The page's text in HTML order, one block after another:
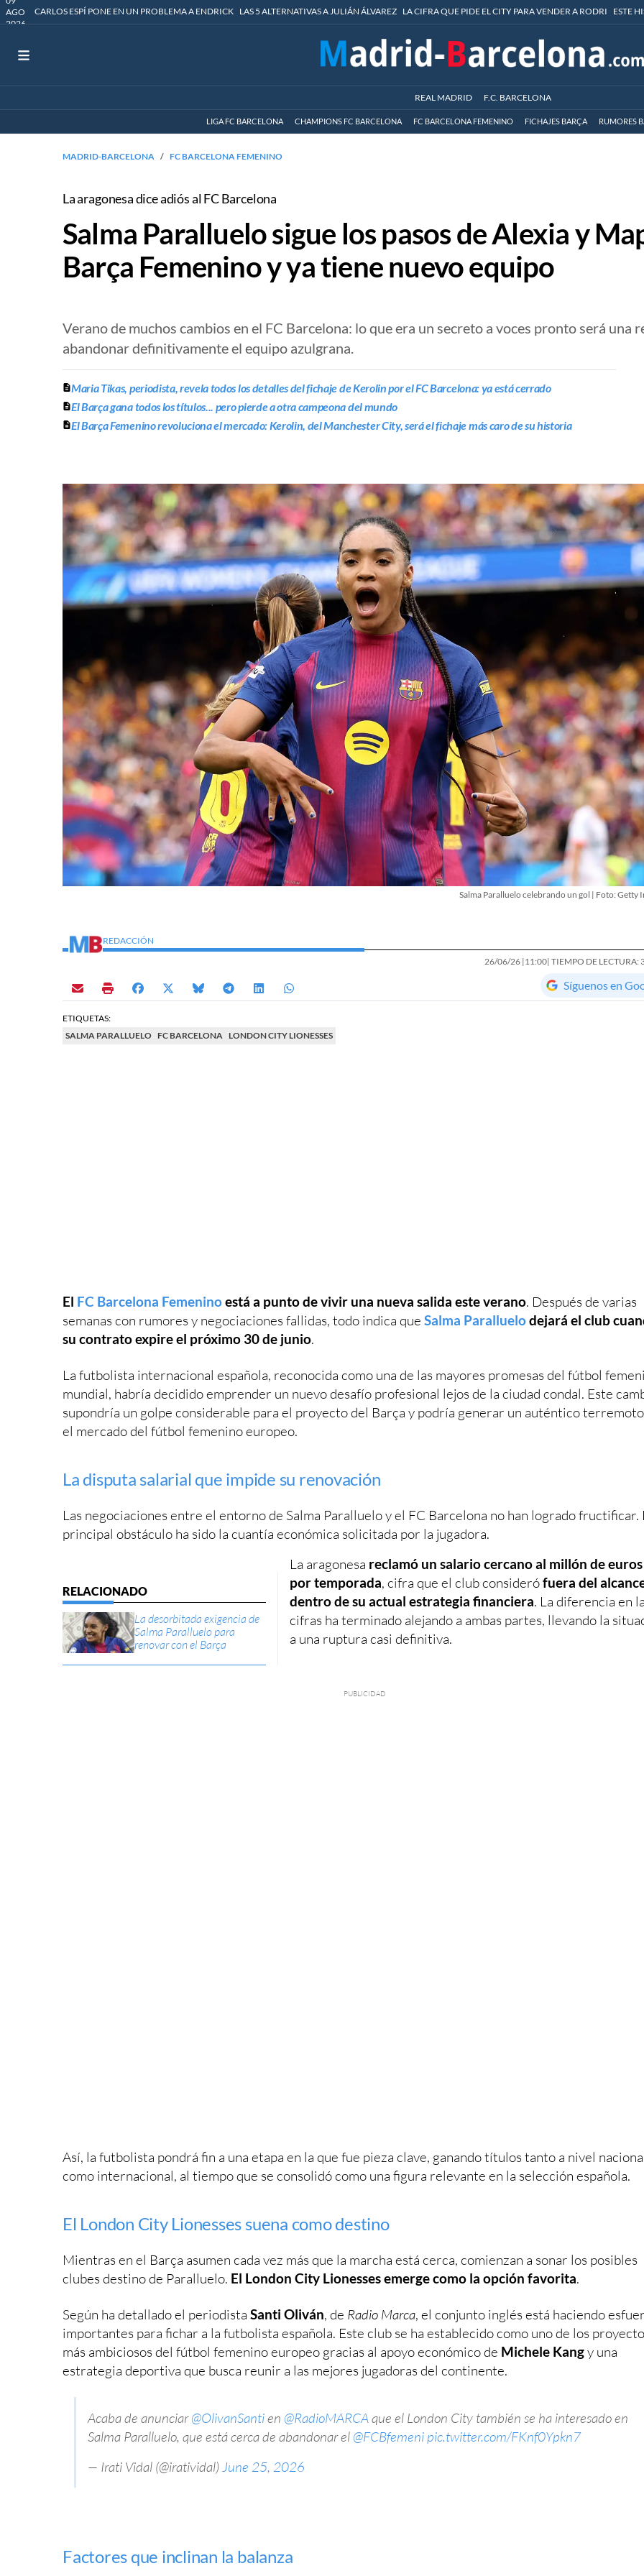
AGO
2026
CARLOS ESPÍ PONE EN UN PROBLEMA A ENDRICK LAS 5 ALTERNATIVAS A JULIÁN ÁLVAREZ LA CIFRA QUE PIDE EL CITY PARA VENDER A RODRI ESTE
REAL MADRID F.C. BARCELONA
LIGA FC BARCELONA CHAMPIONS FC BARCELONA FC BARCELONA FEMENINO FICHAJES BARÇA RUMORES
MADRID-BARCELONA FC BARCELONA FEMENINO
La aragonesa dice adiós al FC Barcelona
Salma Paralluelo sigue los pasos de Alexia y
Barça Femenino y ya tiene nuevo equipo
Verano de muchos cambios en el FC Barcelona: lo que era un secreto a voces pronto será una
abandonar definitivamente el equipo azulgrana.
Maria Tikas, periodista, revela todos los detalles del fichaje de Kerolin por el FC Barcelona: ya está cerrado
El Barça gana todos los títulos... pero pierde a otra campeona del mundo
El Barça Femenino revoluciona el mercado: Kerolin, del Manchester City, será el fichaje más caro de su historia
Salma Paralluelo celebrando un gol | Foto: Getty
REDACCIÓN
26/06/26 |11:00| TIEMPO DE LECTURA:
Síguenos en
ETIQUETAS:
SALMA PARALLUELO FC BARCELONA LONDON CITY LIONESSES
El FC Barcelona Femeninoestá a punto de vivir una nueva salida este verano. Después de varias
semanas con rumores y negociaciones fallidas, todo indica que Salma Paralluelodejará el club
su contrato expire el próximo 30 de junio.
La futbolista internacional española, reconocida como una de las mayores promesas del fútbol
mundial, habría decidido emprender un nuevo desafío profesional lejos de la ciudad condal. Este
supondría un golpe considerable para el proyecto del Barça y podría generar un auténtico
el mercado del fútbol femenino europeo.
La disputa salarial que impide su renovación
Las negociaciones entre el entorno de Salma Paralluelo y el FC Barcelona no han logrado fructificar.
principal obstáculo ha sido la cuantía económica solicitada por la jugadora.
La desorbitada exigencia de
Salma Paralluelo para
renovar con el Barça
La aragonesa reclamó un salario cercano al millón de euros
por temporada, cifra que el club considerófuera del
dentro de su actual estrategia financiera. La diferencia en
cifras ha terminado alejando a ambas partes, llevando la
a una ruptura casi definitiva.
Así, la futbolista pondrá fin a una etapa en la que fue pieza clave, ganando títulos tanto a nivel
como internacional, al tiempo que se consolidó como una figura relevante en la selección española.
El London City Lionesses suena como destino
Mientras en el Barça asumen cada vez más que la marcha está cerca, comienzan a sonar los posibles
clubes destino de Paralluelo. El London City Lionesses emerge como la opción favorita.
Según ha detallado el periodista Santi Oliván, de Radio Marca, el conjunto inglés está haciendo
importantes para fichar a la futbolista española. Este club se ha establecido como uno de los
más ambiciosos del fútbol femenino europeo gracias al apoyo económico de Michele Kangy una
estrategia deportiva que busca reunir a las mejores jugadoras del continente.
Acaba de anunciar@OlivanSantien @RadioMARCAque el London City también se ha interesado en
Salma Paralluelo, que está cerca de abandonar el @FCBfemeni pic.twitter.com/FKnf0Ypkn7
— Irati Vidal (@iratividal) June 25, 2026
Factores que inclinan la balanza